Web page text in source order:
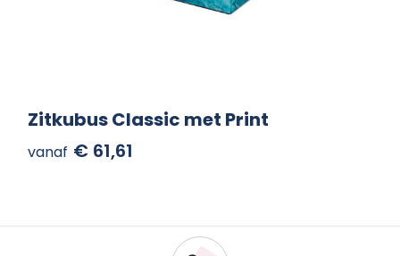
Zitkubus Classic met Print
vanaf € 61,61